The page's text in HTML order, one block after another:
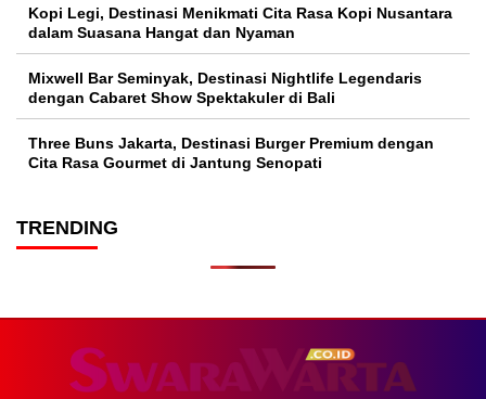
Kopi Legi, Destinasi Menikmati Cita Rasa Kopi Nusantara
dalam Suasana Hangat dan Nyaman
Mixwell Bar Seminyak, Destinasi Nightlife Legendaris
dengan Cabaret Show Spektakuler di Bali
Three Buns Jakarta, Destinasi Burger Premium dengan
Cita Rasa Gourmet di Jantung Senopati
TRENDING